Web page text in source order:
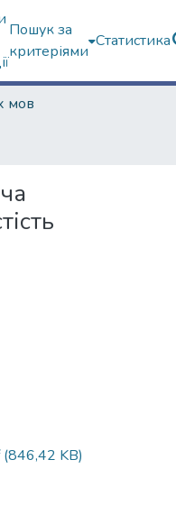
Пошук за
критеріями
Статистика
мов
(846,42 KB)